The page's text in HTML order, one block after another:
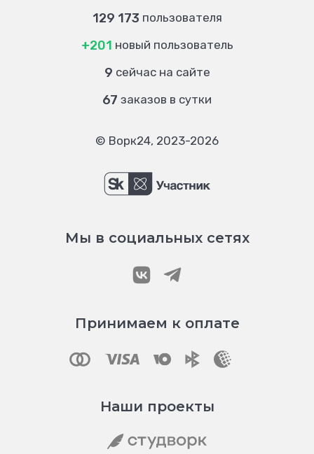
129 173 пользователя
+201 новый пользователь
9 сейчас на сайте
67 заказов в сутки
© Ворк24, 2023-2026
Мы в социальных сетях
Принимаем к оплате
Наши проекты